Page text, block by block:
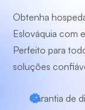
Obtenha
Eslováquia com
Perfeito para
soluções
Garantia de